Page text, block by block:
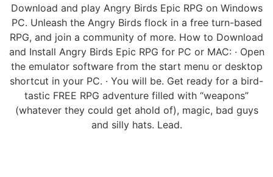
Download and play Angry Birds Epic RPG on Windows
PC. Unleash the Angry Birds flock in a free turn-based
RPG, and join a community of more. How to Download
and Install Angry Birds Epic RPG for PC or MAC: · Open
the emulator software from the start menu or desktop
shortcut in your PC. · You will be. Get ready for a bird-
tastic FREE RPG adventure filled with “weapons”
(whatever they could get ahold of), magic, bad guys
and silly hats. Lead.